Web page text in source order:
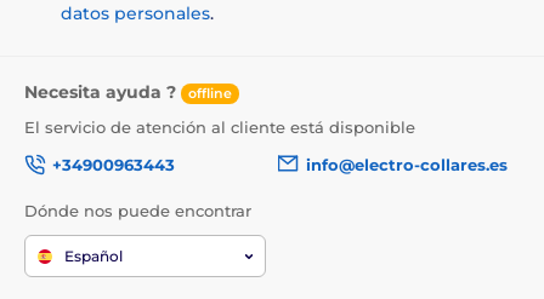
datos personales.
Necesita ayuda ? offline
El servicio de atención al cliente está disponible
+34900963443
info@electro-collares.es
Dónde nos puede encontrar
Español